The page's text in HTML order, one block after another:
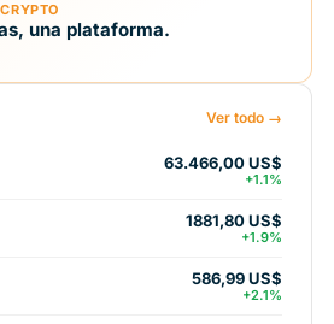
una plataforma.
Ver todo →
63.466,00 US$
+1.1%
1881,80 US$
+1.9%
586,99 US$
+2.1%